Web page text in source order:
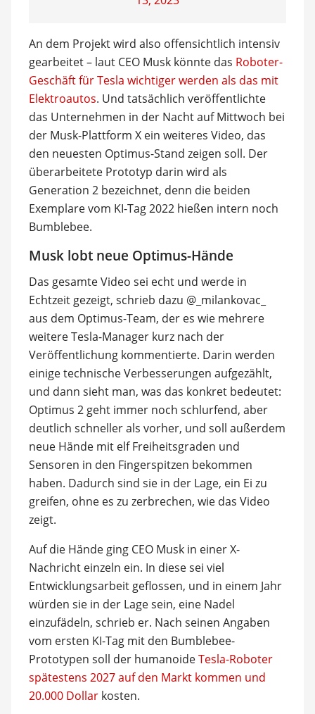
An dem Projekt wird also offensichtlich intensiv
gearbeitet – laut CEO Musk könnte das Roboter-
Geschäft für Tesla wichtiger werden als das mit
Elektroautos. Und tatsächlich veröffentlichte
das Unternehmen in der Nacht auf Mittwoch bei
der Musk-Plattform X ein weiteres Video, das
den neuesten Optimus-Stand zeigen soll. Der
überarbeitete Prototyp darin wird als
Generation 2 bezeichnet, denn die beiden
Exemplare vom KI-Tag 2022 hießen intern noch
Bumblebee.
Musk lobt neue Optimus-Hände
Das gesamte Video sei echt und werde in
Echtzeit gezeigt, schrieb dazu @_milankovac_
aus dem Optimus-Team, der es wie mehrere
weitere Tesla-Manager kurz nach der
Veröffentlichung kommentierte. Darin werden
einige technische Verbesserungen aufgezählt,
und dann sieht man, was das konkret bedeutet:
Optimus 2 geht immer noch schlurfend, aber
deutlich schneller als vorher, und soll außerdem
neue Hände mit elf Freiheitsgraden und
Sensoren in den Fingerspitzen bekommen
haben. Dadurch sind sie in der Lage, ein Ei zu
greifen, ohne es zu zerbrechen, wie das Video
zeigt.
Auf die Hände ging CEO Musk in einer X-
Nachricht einzeln ein. In diese sei viel
Entwicklungsarbeit geflossen, und in einem Jahr
würden sie in der Lage sein, eine Nadel
einzufädeln, schrieb er. Nach seinen Angaben
vom ersten KI-Tag mit den Bumblebee-
Prototypen soll der humanoideTesla-Roboter
spätestens 2027 auf den Markt kommen und
20.000 Dollarkosten.